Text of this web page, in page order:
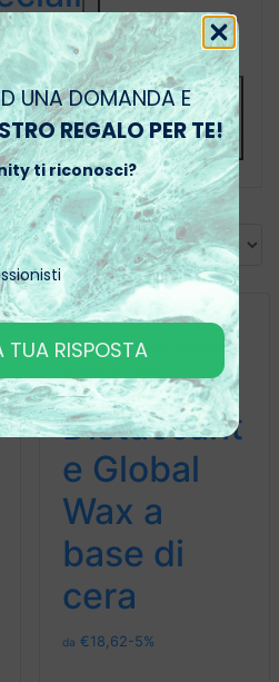
&
In Offerta
Distaccant
e Global
Wax a
base di
cera
da €18,62-5%
UNA DOMANDA E
REGALO PER TE!
ti riconosci?
TUA RISPOSTA